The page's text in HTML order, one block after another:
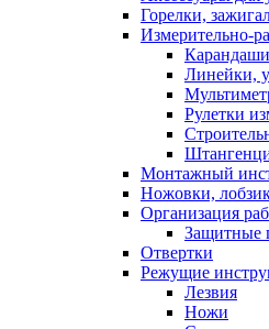
Горелки,
Измерительно-
Линейки,
Рулетки
Монтажный
Ножовки,
Организация
Защитные
Отвертки
Режущие
Лезвия
Ножи